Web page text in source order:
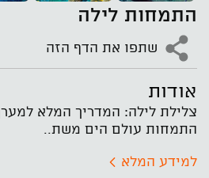
התמחות לילה
שתפו את הדף הזה
אודות
צלילת לילה: המדריך המלא
התמחות עולם הים משת..
למידע המלא